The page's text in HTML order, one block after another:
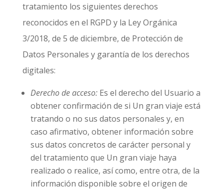
tratamiento los siguientes derechos
reconocidos en el RGPD y la Ley Orgánica
3/2018, de 5 de diciembre, de Protección de
Datos Personales y garantía de los derechos
digitales:
Derecho de acceso:Es el derecho del Usuario a
obtener confirmación de si Un gran viaje está
tratando o no sus datos personales y, en
caso afirmativo, obtener información sobre
sus datos concretos de carácter personal y
del tratamiento que Un gran viaje haya
realizado o realice, así como, entre otra, de la
información disponible sobre el origen de